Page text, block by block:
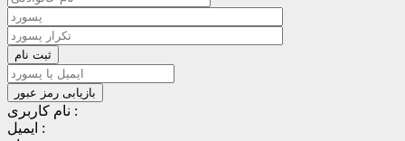
نام کاربری :
ایمیل :